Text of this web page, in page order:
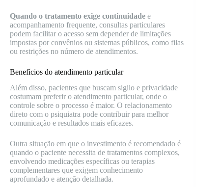
Quando o tratamento exige continuidade e
acompanhamento frequente, consultas particulares
podem facilitar o acesso sem depender de limitações
impostas por convênios ou sistemas públicos, como filas
ou restrições no número de atendimentos.
Benefícios do atendimento particular
Além disso, pacientes que buscam sigilo e privacidade
costumam preferir o atendimento particular, onde o
controle sobre o processo é maior. O relacionamento
direto com o psiquiatra pode contribuir para melhor
comunicação e resultados mais eficazes.
Outra situação em que o investimento é recomendado é
quando o paciente necessita de tratamentos complexos,
envolvendo medicações específicas ou terapias
complementares que exigem conhecimento
aprofundado e atenção detalhada.